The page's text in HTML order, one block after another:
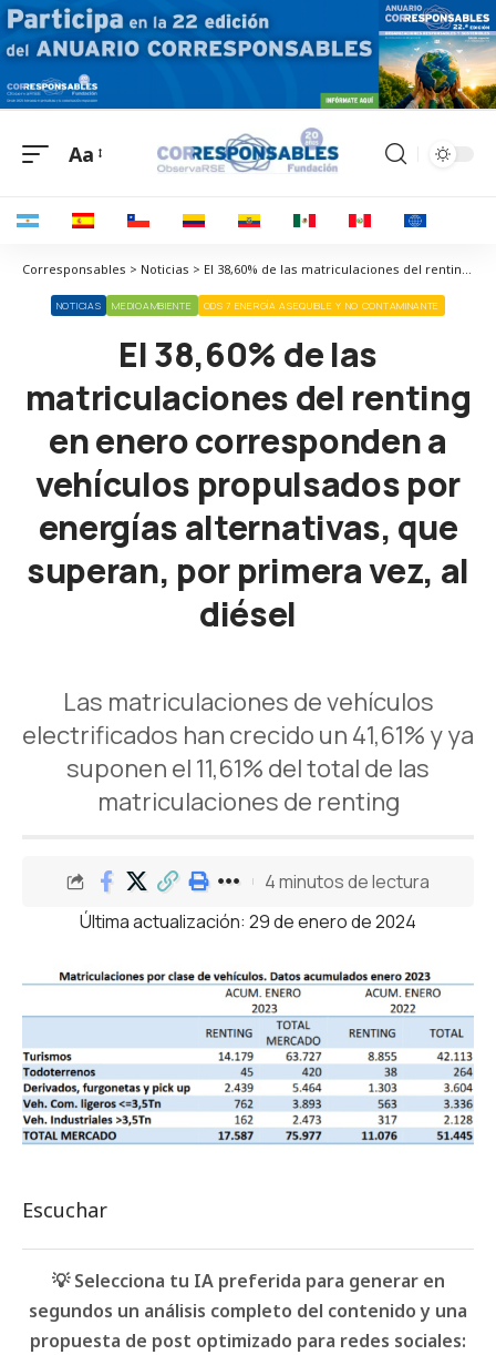
Aa
Corresponsables > Noticias > El 38,60% de las matriculaciones del renting en enero corresponden a vehículos propulsados por energías alternativas, que superan, por primera vez, al diésel
NOTICIAS MEDIOAMBIENTE ODS 7 ENERGÍA ASEQUIBLE Y NO CONTAMINANTE
El 38,60% de las
matriculaciones del renting
en enero corresponden a
vehículos propulsados por
energías alternativas, que
superan, por primera vez, al
diésel
Las matriculaciones de vehículos
electrificados han crecido un 41,61% y ya
suponen el 11,61% del total de las
matriculaciones de renting
Última actualización: 29 de enero de 2024
4 minutos de lectura
Escuchar
💡 Selecciona tu IA preferida para generar en
segundos un análisis completo del contenido y una
propuesta de post optimizado para redes sociales: